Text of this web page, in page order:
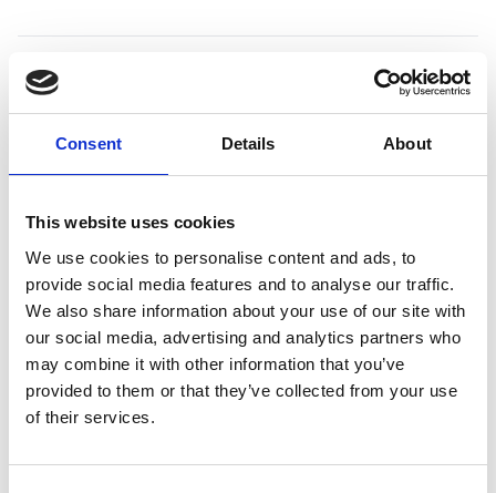
Consent Details About
This website uses cookies
We use cookies to personalise content and ads, to
provide social media features and to analyse our traffic.
We also share information about your use of our site with
our social media, advertising and analytics partners who
may combine it with other information that you’ve
provided to them or that they’ve collected from your use
of their services.
Productspecificaties
Gewicht
0.09 kg
Voorraad
7
Artikelcode
802772
EAN
5411290226011